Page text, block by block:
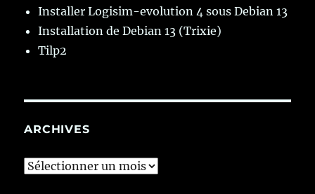
Installer Logisim-evolution 4 sous Debian 13
Installation de Debian 13 (Trixie)
Tilp2
ARCHIVES
Archives